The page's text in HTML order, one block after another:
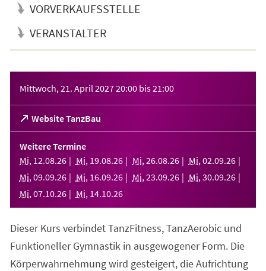
VORVERKAUFSSTELLE
VERANSTALTER
Mittwoch, 21. April 202720:00 bis21:00
Website TanzBau
(Öffnet
in
einem
neuen
Tab)
Weitere Termine
Mi, 12.08.26 Mi, 19.08.26 Mi, 26.08.26 Mi, 02.09.26
Mi, 09.09.26 Mi, 16.09.26 Mi, 23.09.26 Mi, 30.09.26
Mi, 07.10.26 Mi, 14.10.26
Dieser Kurs verbindet TanzFitness, TanzAerobic und
Funktioneller Gymnastik in ausgewogener Form. Die
Körperwahrnehmung wird gesteigert, die Aufrichtung